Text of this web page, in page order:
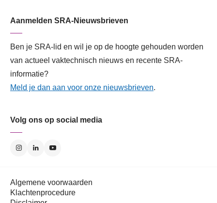
Aanmelden SRA-Nieuwsbrieven
Ben je SRA-lid en wil je op de hoogte gehouden worden
van actueel vaktechnisch nieuws en recente SRA-
informatie?
Meld je dan aan voor onze nieuwsbrieven.
Volg ons op social media
Algemene voorwaarden
Klachtenprocedure